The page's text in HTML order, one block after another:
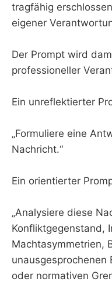
tragfähig
eigener
Der Prompt wird
professioneller
Ein unreflektierter
„Formuliere eine
Nachricht.“
Ein orientierter
„Analysiere diese
Konfliktgegenstand,
Machtasymmetrien,
unausgesprochenen
oder normativen